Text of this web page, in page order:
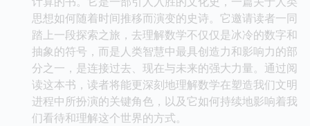
思想如何随着时间推移而演变的史诗。它邀请读者一同
踏上一段探索之旅，去理解数学不仅仅是冰冷的数字和
抽象的符号，而是人类智慧中最具创造力和影响力的部
分之一，是连接过去、现在与未来的强大力量。通过阅
读这本书，读者将能更深刻地理解数学在塑造我们文明
进程中所扮演的关键角色，以及它如何持续地影响着我
们看待和理解这个世界的方式。